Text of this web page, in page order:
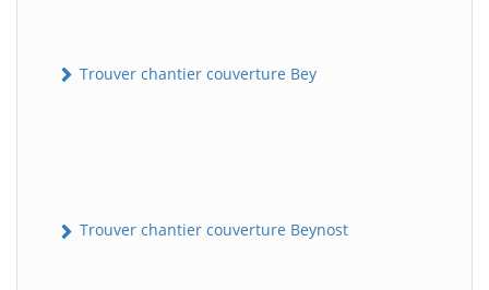
Trouver chantier couverture Bey
Trouver chantier couverture Beynost